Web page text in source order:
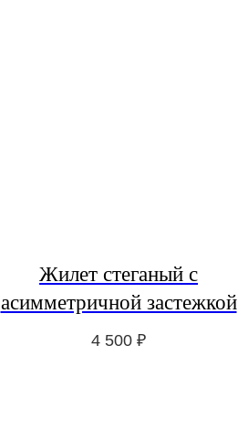
Жилет стеганый с
асимметричной застежкой
4 500 ₽